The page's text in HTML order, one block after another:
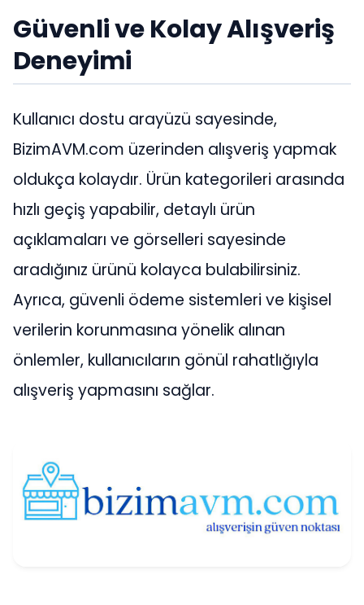
Güvenli ve Kolay Alışveriş
Deneyimi
Kullanıcı dostu arayüzü sayesinde,
BizimAVM.com üzerinden alışveriş yapmak
oldukça kolaydır. Ürün kategorileri arasında
hızlı geçiş yapabilir, detaylı ürün
açıklamaları ve görselleri sayesinde
aradığınız ürünü kolayca bulabilirsiniz.
Ayrıca, güvenli ödeme sistemleri ve kişisel
verilerin korunmasına yönelik alınan
önlemler, kullanıcıların gönül rahatlığıyla
alışveriş yapmasını sağlar.